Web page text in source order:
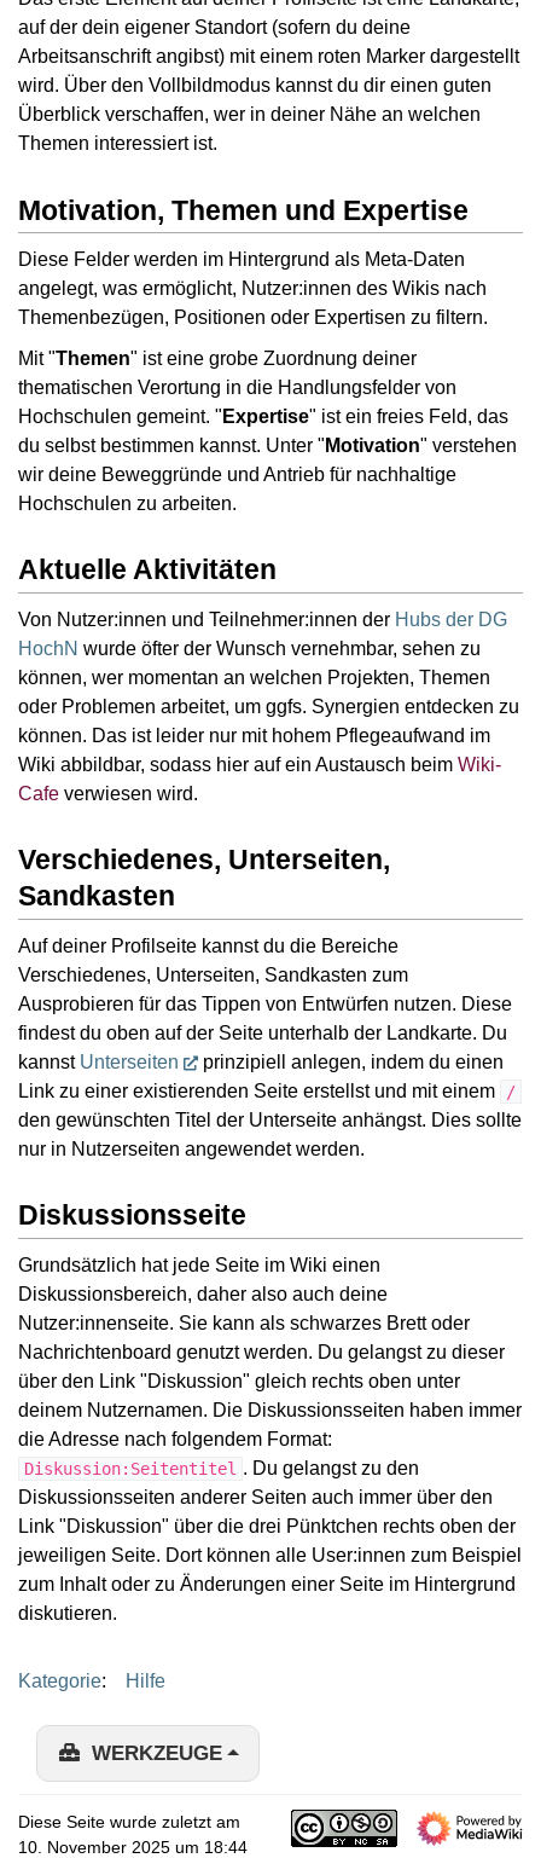
auf der dein eigener Standort (sofern du deine
Arbeitsanschrift angibst) mit einem roten Marker dargestellt
wird. Über den Vollbildmodus kannst du dir einen guten
Überblick verschaffen, wer in deiner Nähe an welchen
Themen interessiert ist.
Motivation, Themen und Expertise
Diese Felder werden im Hintergrund als Meta-Daten
angelegt, was ermöglicht, Nutzer:innen des Wikis nach
Themenbezügen, Positionen oder Expertisen zu filtern.
Mit "Themen" ist eine grobe Zuordnung deiner
thematischen Verortung in die Handlungsfelder von
Hochschulen gemeint. " Expertise" ist ein freies Feld, das
du selbst bestimmen kannst. Unter " Motivation" verstehen
wir deine Beweggründe und Antrieb für nachhaltige
Hochschulen zu arbeiten.
Aktuelle Aktivitäten
Von Nutzer:innen und Teilnehmer:innen der Hubs der DG
HochN wurde öfter der Wunsch vernehmbar, sehen zu
können, wer momentan an welchen Projekten, Themen
oder Problemen arbeitet, um ggfs. Synergien entdecken zu
können. Das ist leider nur mit hohem Pflegeaufwand im
Wiki abbildbar, sodass hier auf ein Austausch beim Wiki-
Cafe verwiesen wird.
Verschiedenes, Unterseiten,
Sandkasten
Auf deiner Profilseite kannst du die Bereiche
Verschiedenes, Unterseiten, Sandkasten zum
Ausprobieren für das Tippen von Entwürfen nutzen. Diese
findest du oben auf der Seite unterhalb der Landkarte. Du
kannst Unterseiten
prinzipiell anlegen, indem du einen
Link zu einer existierenden Seite erstellst und mit einem
/
den gewünschten Titel der Unterseite anhängst. Dies sollte
nur in Nutzerseiten angewendet werden.
Diskussionsseite
Grundsätzlich hat jede Seite im Wiki einen
Diskussionsbereich, daher also auch deine
Nutzer:innenseite. Sie kann als schwarzes Brett oder
Nachrichtenboard genutzt werden. Du gelangst zu dieser
über den Link "Diskussion" gleich rechts oben unter
deinem Nutzernamen. Die Diskussionsseiten haben immer
die Adresse nach folgendem Format:
Diskussion:Seitentitel . Du gelangst zu den
Diskussionsseiten anderer Seiten auch immer über den
Link "Diskussion" über die drei Pünktchen rechts oben der
jeweiligen Seite. Dort können alle User:innen zum Beispiel
zum Inhalt oder zu Änderungen einer Seite im Hintergrund
diskutieren.
Kategorie: Hilfe
WERKZEUGE
Diese Seite wurde zuletzt am
10. November 2025 um 18:44